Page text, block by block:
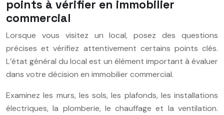
points à vérifier en immobilier
commercial
Lorsque vous visitez un local, posez des questions
précises et vérifiez attentivement certains points clés.
L’état général du local est un élément important à évaluer
dans votre décision en immobilier commercial.
Examinez les murs, les sols, les plafonds, les installations
électriques, la plomberie, le chauffage et la ventilation.